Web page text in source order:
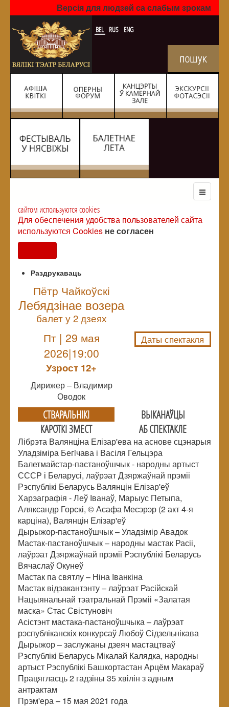
Версія для людзей са слабым зрокам
BEL RUS ENG
сайтом используются cookies
Для обеспечения удобства пользователей сайта
используются Cookies не согласен
Раздрукаваць
Пётр Чайкоўскі
Лебядзінае возера
балет у 2 дзеях
Пт | 29 мая
2026|19:00
Узрoст 12+
Дирижер – Владимир
Оводок
Даты спектакля
СТВАРАЛЬНIКI
ВЫКАНАЎЦЫ
КАРОТКІ ЗМЕСТ
АБ СПЕКТАКЛЕ
Лібрэта Валянціна Елізар'ева на аснове сцэнарыя
Уладзіміра Бегiчава і Васіля Гельцэра
Балетмайстар-пастаноўшчык - народны артыст
СССР і Беларусі, лаўрэат Дзяржаўнай прэміі
Рэспублікі Беларусь Валянцін Елізар'еў
Харэаграфія - Леў Іванаў, Марыус Петыпа,
Аляксандр Горскі, © Асафа Месэрэр (2 акт 4-я
карціна), Валянцін Елізар'еў
Дырыжор-пастаноўшчык – Уладзімір Авадок
Мастак-пастаноўшчык – народны мастак Расіі,
лаўрэат Дзяржаўнай прэміі Рэспублікі Беларусь
Вячаслаў Окунеў
Мастак па святлу – Ніна Іванкіна
Мастак відэакантэнту – лаўрэат Расійскай
Нацыянальнай тэатральнай Прэміі «Залатая
маска» Стас Свістуновіч
Асістэнт мастака-пастаноўшчыка – лаўрэат
рэспубліканскіх конкурсаў Любоў Сідзельнікава
Дырыжор – заслужаны дзеяч мастацтваў
Рэспублікі Беларусь Мікалай Калядка, народны
артыст Рэспублікі Башкортастан Арцём Макараў
Працягласць 2 гадзіны 35 хвілін з адным
антрактам
Прэм'ера – 15 мая 2021 года